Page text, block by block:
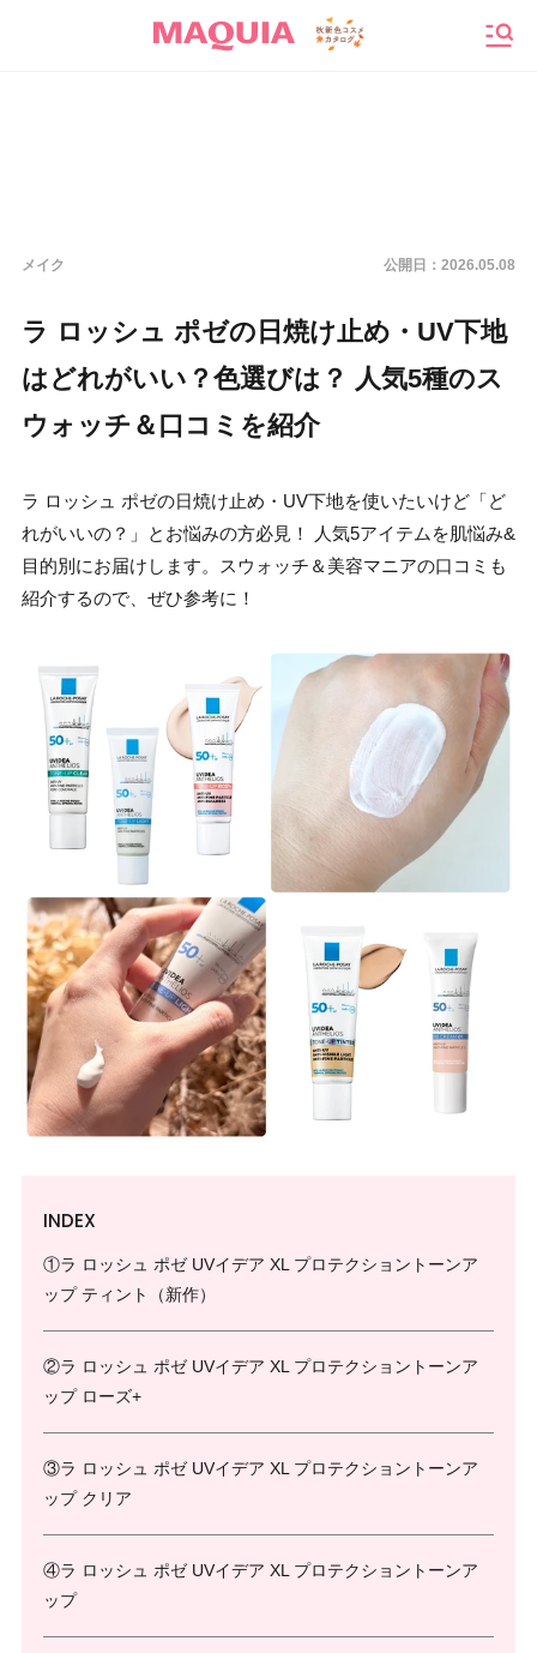
メイク 公開日： 2026.05.08
ラ ロッシュ ポゼの日焼け止め・UV下地
はどれがいい？色選びは？ 人気5種のス
ウォッチ＆口コミを紹介
ラ ロッシュ ポゼの日焼け止め・UV下地を使いたいけど「ど
れがいいの？」とお悩みの方必見！ 人気5アイテムを肌悩み&
目的別にお届けします。スウォッチ＆美容マニアの口コミも
紹介するので、ぜひ参考に！
INDEX
①ラ ロッシュ ポゼ UVイデア XL プロテクショントーンア
ップ ティント（新作）
②ラ ロッシュ ポゼ UVイデア XL プロテクショントーンア
ップ ローズ+
③ラ ロッシュ ポゼ UVイデア XL プロテクショントーンア
ップ クリア
④ラ ロッシュ ポゼ UVイデア XL プロテクショントーンア
ップ